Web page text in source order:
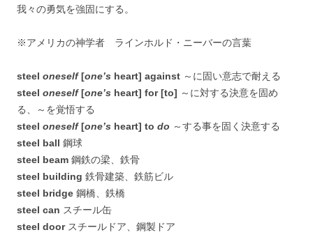
我々の勇気を強固にする。
※アメリカの神学者 ラインホルド・ニーバーの言葉
steel oneself[one’s heart] against ～に固い意志で耐える
steel oneself[one’s heart] for [to] ～に対する決意を固め
る、～を覚悟する
steel oneself[one’s heart] to do ～する事を固く決意する
steel ball 鋼球
steel beam 鋼鉄の梁、鉄骨
steel building 鉄骨建築、鉄筋ビル
steel bridge 鋼橋、鉄橋
steel can スチール缶
steel doorスチールドア、鋼製ドア